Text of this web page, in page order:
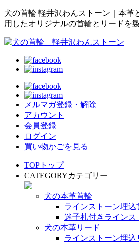
犬の首輪 軽井沢わんストーン｜本革
用したオリジナルの首輪とリードを
メルマガ登録・解除
アカウント
会員登録
ログイン
買い物かごを見る
TOP トップ
CATEGORYカテゴリー
犬の本革首輪
ラインストーン埋込
迷子札付きライン
犬の本革リード
ラインストーン埋込